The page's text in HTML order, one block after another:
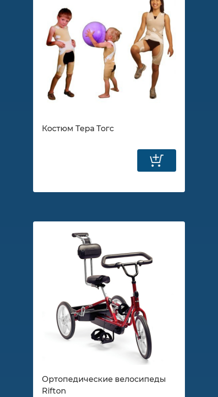
Костюм Тера Тогс
Ортопедические велосипеды
Rifton